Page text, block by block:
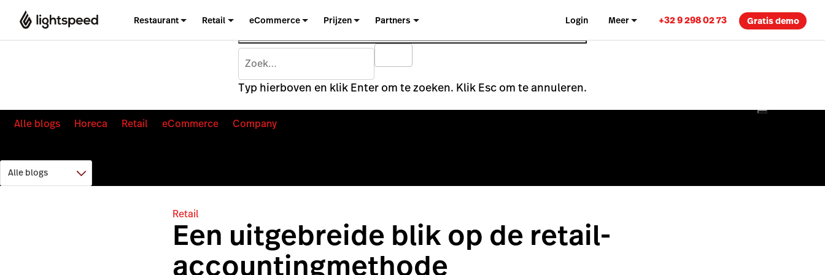
Restaurant Retail eCommerce Prijzen Partners Login Meer +32 9 298 02 73 Gratis demo
Typ hierboven en klik Enter om te zoeken. Klik Esc om te annuleren.
Alle blogs Horeca Retail eCommerce Company
Retail
Een uitgebreide blik op de retail-
accountingmethode